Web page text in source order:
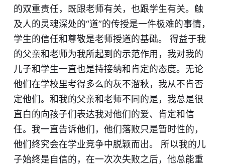
的双重责任，既跟老师有关，也跟学生有关。触
及人的灵魂深处的“道”的传授是一件极难的事情，
学生的信任和尊敬是老师授道的基础。 得益于我
的父亲和老师为我所起到的示范作用，我对我的
儿子和学生一直也是持接纳和肯定的态度。无论
他们在学校里考得多么的灰不溜秋，我从不肯否
定他们。和我的父亲和老师不同的是，我总是很
直白的向孩子们表达我对他们的爱、肯定和信
任。我一直告诉他们，他们落败只是暂时性的，
他们终究会在学业竞争中脱颖而出。 所以我的儿
子始终是自信的，在一次次失败之后，他总能重